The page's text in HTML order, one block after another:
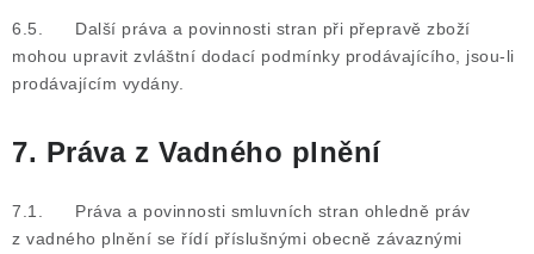
6.5. Další práva a povinnosti stran při přepravě zboží
mohou upravit zvláštní dodací podmínky prodávajícího, jsou-li
prodávajícím vydány.
7. Práva z Vadného plnění
7.1. Práva a povinnosti smluvních stran ohledně práv
z vadného plnění se řídí příslušnými obecně závaznými